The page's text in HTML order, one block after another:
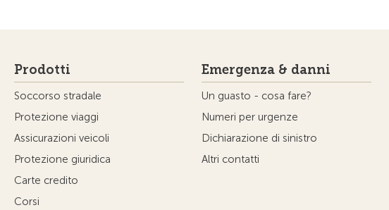
Prodotti
Soccorso stradale
Protezione viaggi
Assicurazioni veicoli
Protezione giuridica
Carte credito
Corsi
Emergenza & danni
Un guasto - cosa fare?
Numeri per urgenze
Dichiarazione di sinistro
Altri contatti